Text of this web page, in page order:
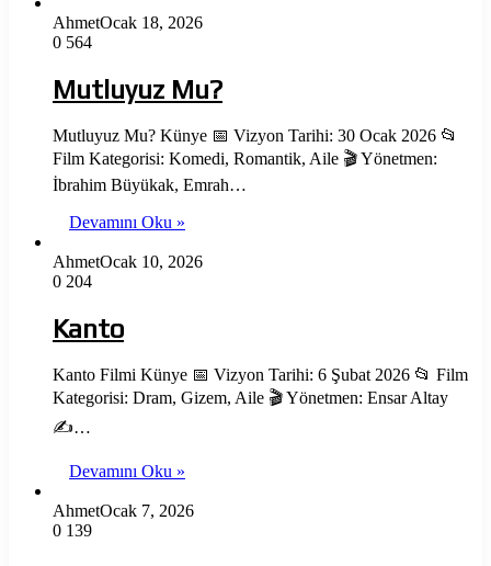
AhmetOcak 18, 2026
0 564
Mutluyuz Mu?
Mutluyuz Mu? Künye 📅 Vizyon Tarihi: 30 Ocak 2026 📂
Film Kategorisi: Komedi, Romantik, Aile 🎬 Yönetmen:
İbrahim Büyükak, Emrah…
Devamını Oku »
AhmetOcak 10, 2026
0 204
Kanto
Kanto Filmi Künye 📅 Vizyon Tarihi: 6 Şubat 2026 📂 Film
Kategorisi: Dram, Gizem, Aile 🎬 Yönetmen: Ensar Altay
✍️…
Devamını Oku »
AhmetOcak 7, 2026
0 139